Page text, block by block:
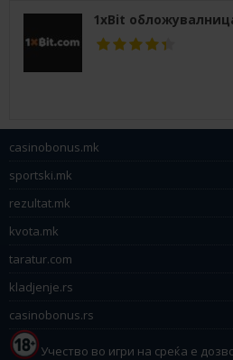
1xBit
casinobonus.mk
sportski.mk
rezultat.mk
kvota.mk
taratur.com
kladjenje.rs
casinobonus.rs
Учество во игри на среќа е